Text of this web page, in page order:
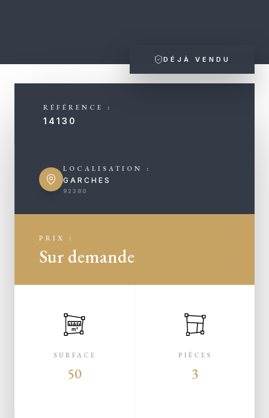
DÉJÀ VENDU
RÉFÉRENCE :
14130
LOCALISATION :
GARCHES
92380
PRIX :
Sur demande
m²
SURFACE
50
PIÈCES
3